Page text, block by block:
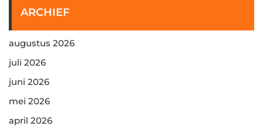
ARCHIEF
augustus 2026
juli 2026
juni 2026
mei 2026
april 2026